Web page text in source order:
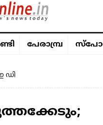
പേരാമ്പ്ര
ഡി